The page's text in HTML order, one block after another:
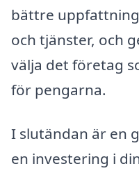
bättre
och tjänster, och
välja det företag
för pengarna.
I slutändan är en
en investering i